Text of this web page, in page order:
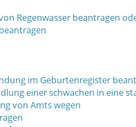
Regenwasser beantragen
im Geburtenregister
einer schwachen in eine
von Amts wegen